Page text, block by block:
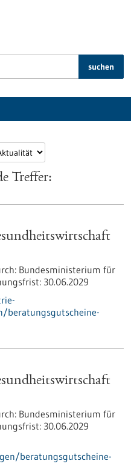
suchen
Treffer:
Bundesministerium für
30.06.2029
beratungsgutscheine-
Bundesministerium für
30.06.2029
beratungsgutscheine-